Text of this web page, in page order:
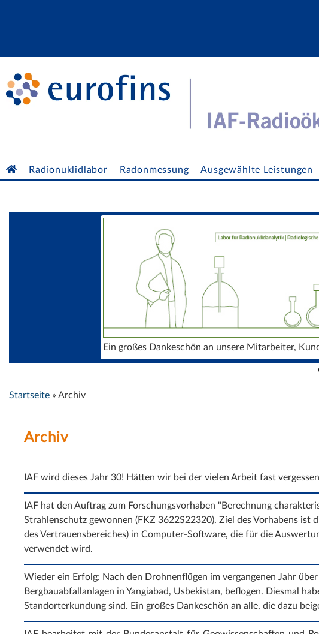
Radionuklidlabor Radonmessung Ausgewählte Leistungen
Consulting
Öffentlichkeitsarbeit und
Ein großes Dankeschön an unsere Mitarbeiter,
Sie sind hier
Startseite » Archiv
Archiv
IAF wird dieses Jahr 30! Hätten wir bei der vielen Arbeit fast
IAF hat den Auftrag zum Forschungsvorhaben "Berechnung
Strahlenschutz gewonnen (FKZ 3622S22320). Ziel des Vorhabens ist
des Vertrauensbereiches) in Computer-Software, die für die
verwendet wird.
Wieder ein Erfolg: Nach den Drohnenflügen im vergangenen Jahr
Bergbauabfallanlagen in Yangiabad, Usbekistan, beflogen. Diesmal
Standorterkundung sind. Ein großes Dankeschön an alle, die dazu